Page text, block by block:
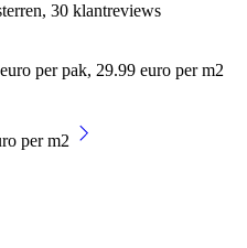
30 klantreviews
per pak, 29.99 euro per m2
per m2